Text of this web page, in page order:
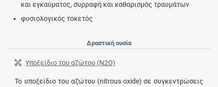
και εγκαύματος, συρραφή και καθαρισμός τραυμάτων
φυσιολογικός τοκετός
Δραστική ουσία
Υποξείδιο του αζώτου (N2O)
Το υποξείδιο του αζώτου (nitrous oxide) σε συγκεντρώσεις